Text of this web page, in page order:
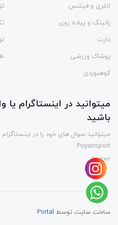
لاغری و فیتنس
رانینگ و پیاده روی
دارت
پوشاک ورزشی
کوهنوردی
میتوانید در اینستاگرام یا
باشید
میتوانید سوال های خود را در
Poyansport
بپرسید
ساخت سایت توسط Portal